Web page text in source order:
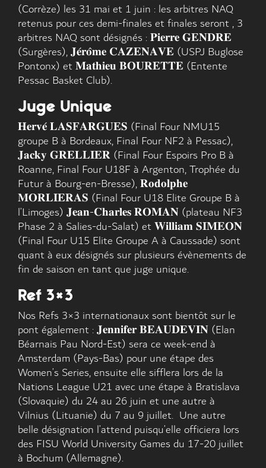
(Corrèze) les 31 mai et 1 juin : les arbitres NAQ
retenus pour ces demi-finales et finales seront , 3
arbitres NAQ sont désignés : 𝐏𝐢𝐞𝐫𝐫𝐞 𝐆𝐄𝐍𝐃𝐑𝐄
(Surgères), 𝐉𝐞́𝐫𝐨̂𝐦𝐞 𝐂𝐀𝐙𝐄𝐍𝐀𝐕𝐄 (USPJ Buglose
Pontonx) et 𝐌𝐚𝐭𝐡𝐢𝐞𝐮 𝐁𝐎𝐔𝐑𝐄𝐓𝐓𝐄 (Entente
Pessac Basket Club).
Juge Unique
𝐇𝐞𝐫𝐯𝐞́ 𝐋𝐀𝐒𝐅𝐀𝐑𝐆𝐔𝐄𝐒 (Final Four NMU15
groupe B à Bordeaux, Final Four NF2 à Pessac),
𝐉𝐚𝐜𝐤𝐲 𝐆𝐑𝐄𝐋𝐋𝐈𝐄𝐑 (Final Four Espoirs Pro B à
Roanne, Final Four U18F à Argenton, Trophée du
Futur à Bourg-en-Bresse), 𝐑𝐨𝐝𝐨𝐥𝐩𝐡𝐞
𝐌𝐎𝐑𝐋𝐈𝐄𝐑𝐀𝐒 (Final Four U18 Elite Groupe B à
l’Limoges) 𝐉𝐞𝐚𝐧-𝐂𝐡𝐚𝐫𝐥𝐞𝐬 𝐑𝐎𝐌𝐀𝐍 (plateau NF3
Phase 2 à Salies-du-Salat) et 𝐖𝐢𝐥𝐥𝐢𝐚𝐦 𝐒𝐈𝐌𝐄𝐎𝐍
(Final Four U15 Elite Groupe A à Caussade) sont
quant à eux désignés sur plusieurs évènements de
fin de saison en tant que juge unique.
Ref 3×3
Nos Refs 3×3 internationaux sont bientôt sur le
pont également : 𝐉𝐞𝐧𝐧𝐢𝐟𝐞𝐫 𝐁𝐄𝐀𝐔𝐃𝐄𝐕𝐈𝐍 (Elan
Béarnais Pau Nord-Est) sera ce week-end à
Amsterdam (Pays-Bas) pour une étape des
Women’s Series, ensuite elle sifflera lors de la
Nations League U21 avec une étape à Bratislava
(Slovaquie) du 24 au 26 juin et une autre à
Vilnius (Lituanie) du 7 au 9 juillet. Une autre
belle désignation l’attend puisqu’elle officiera lors
des FISU World University Games du 17-20 juillet
à Bochum (Allemagne).